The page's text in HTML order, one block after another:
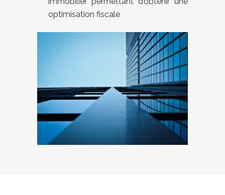
optimisation fiscale